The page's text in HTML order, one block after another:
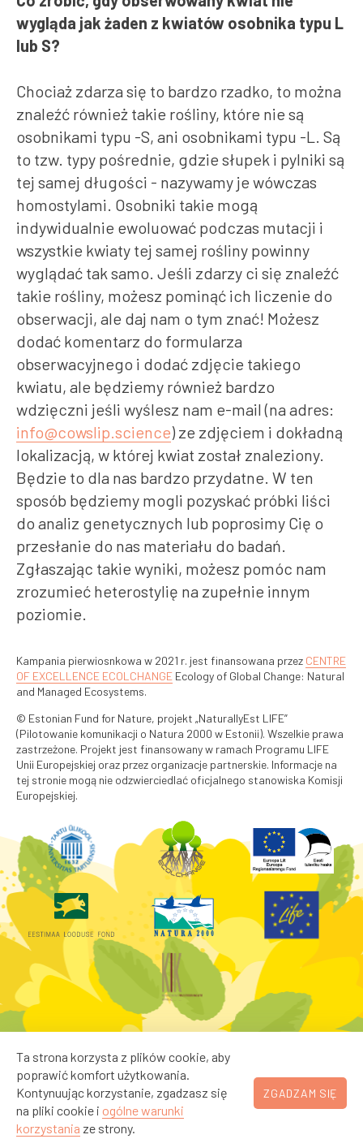
wygląda jak żaden z kwiatów osobnika typu L
lub S?
Chociaż zdarza się to bardzo rzadko, to można
znaleźć również takie rośliny, które nie są
osobnikami typu -S, ani osobnikami typu -L. Są
to tzw. typy pośrednie, gdzie słupek i pylniki są
tej samej długości - nazywamy je wówczas
homostylami. Osobniki takie mogą
indywidualnie ewoluować podczas mutacji i
wszystkie kwiaty tej samej rośliny powinny
wyglądać tak samo. Jeśli zdarzy ci się znaleźć
takie rośliny, możesz pominąć ich liczenie do
obserwacji, ale daj nam o tym znać! Możesz
dodać komentarz do formularza
obserwacyjnego i dodać zdjęcie takiego
kwiatu, ale będziemy również bardzo
wdzięczni jeśli wyślesz nam e-mail (na adres:
info@cowslip.science) ze zdjęciem i dokładną
lokalizacją, w której kwiat został znaleziony.
Będzie to dla nas bardzo przydatne. W ten
sposób będziemy mogli pozyskać próbki liści
do analiz genetycznych lub poprosimy Cię o
przesłanie do nas materiału do badań.
Zgłaszając takie wyniki, możesz pomóc nam
zrozumieć heterostylię na zupełnie innym
poziomie.
Kampania pierwiosnkowa w 2021 r. jest finansowana przez CENTRE
OF EXCELLENCE ECOLCHANGE Ecology of Global Change: Natural
and Managed Ecosystems.
© Estonian Fund for Nature, projekt „NaturallyEst LIFE”
(Pilotowanie komunikacji o Natura 2000 w Estonii). Wszelkie prawa
zastrzeżone. Projekt jest finansowany w ramach Programu LIFE
Unii Europejskiej oraz przez organizacje partnerskie. Informacje na
tej stronie mogą nie odzwierciedlać oficjalnego stanowiska Komisji
Europejskiej.
Ta strona korzysta z plików cookie, aby
poprawić komfort użytkowania.
Kontynuując korzystanie, zgadzasz się
na pliki cookie i ogólne warunki
korzystania ze strony.
ZGADZAM SIĘ